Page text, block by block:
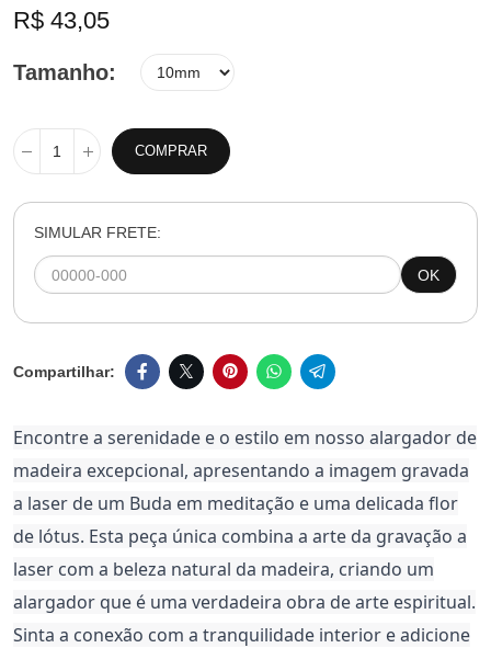
R$ 43,05
Tamanho
COMPRAR
SIMULAR FRETE:
OK
Encontre a serenidade e o estilo em nosso alargador de
madeira excepcional, apresentando a imagem gravada
a laser de um Buda em meditação e uma delicada flor
de lótus. Esta peça única combina a arte da gravação a
laser com a beleza natural da madeira, criando um
alargador que é uma verdadeira obra de arte espiritual.
Sinta a conexão com a tranquilidade interior e adicione